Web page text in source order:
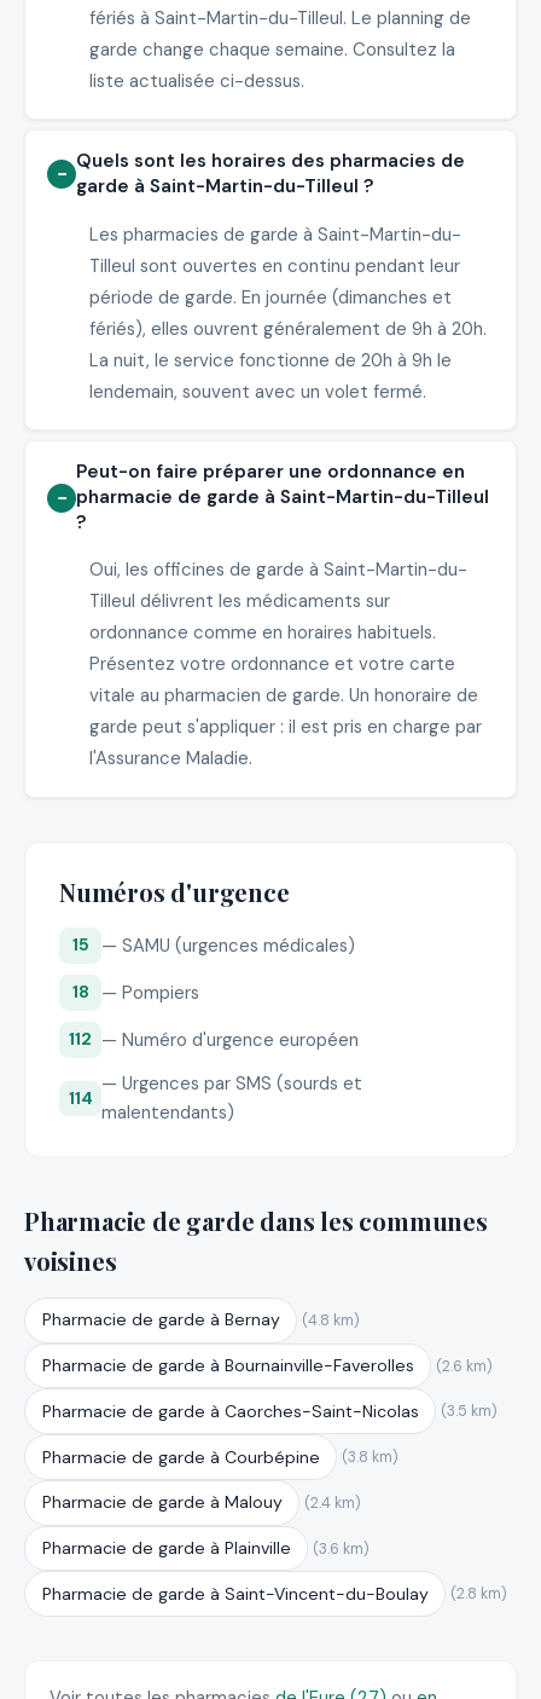
fériés à Saint-Martin-du-Tilleul. Le planning de
garde change chaque semaine. Consultez la
liste actualisée ci-dessus.
Quels sont les horaires des pharmacies de
garde à Saint-Martin-du-Tilleul ?
Les pharmacies de garde à Saint-Martin-du-
Tilleul sont ouvertes en continu pendant leur
période de garde. En journée (dimanches et
fériés), elles ouvrent généralement de 9h à 20h.
La nuit, le service fonctionne de 20h à 9h le
lendemain, souvent avec un volet fermé.
Peut-on faire préparer une ordonnance en
pharmacie de garde à Saint-Martin-du-Tilleul
?
Oui, les officines de garde à Saint-Martin-du-
Tilleul délivrent les médicaments sur
ordonnance comme en horaires habituels.
Présentez votre ordonnance et votre carte
vitale au pharmacien de garde. Un honoraire de
garde peut s'appliquer : il est pris en charge par
l'Assurance Maladie.
Numéros d'urgence
15 — SAMU (urgences médicales)
18 — Pompiers
112 — Numéro d'urgence européen
114
— Urgences par SMS (sourds et
malentendants)
Pharmacie de garde dans les communes
voisines
Pharmacie de garde à Bernay (4.8 km)
Pharmacie de garde à Bournainville-Faverolles (2.6 km)
Pharmacie de garde à Caorches-Saint-Nicolas (3.5 km)
Pharmacie de garde à Courbépine (3.8 km)
Pharmacie de garde à Malouy (2.4 km)
Pharmacie de garde à Plainville (3.6 km)
Pharmacie de garde à Saint-Vincent-du-Boulay (2.8 km)